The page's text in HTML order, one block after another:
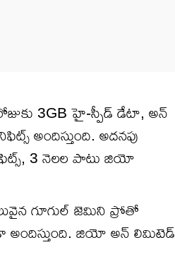
3GB హై-స్పీడ్ డేటా, అన్
అందిస్తుంది. అదనపు
3 నెలల పాటు జియో
గూగుల్ జెమిని ప్రోతో
అందిస్తుంది. జియో అన్ లిమిటెడ్